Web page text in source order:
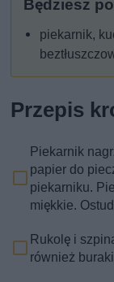
Będziesz
piekarnik,
Przepis
Piekarnik
papier do
piekarniku.
miękkie.
Rukolę i
również